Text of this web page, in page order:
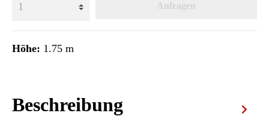
Anfragen
Höhe: 1.75 m
Beschreibung